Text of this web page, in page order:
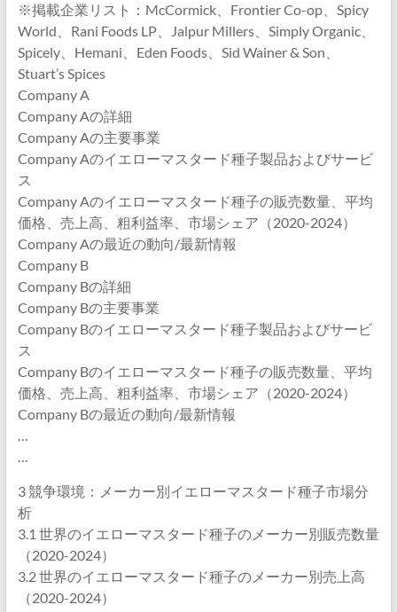
※掲載企業リスト：McCormick、Frontier Co-op、Spicy
World、Rani Foods LP、Jalpur Millers、Simply Organic、
Spicely、Hemani、Eden Foods、Sid Wainer & Son、
Stuart’s Spices
Company A
Company Aの詳細
Company Aの主要事業
Company Aのイエローマスタード種子製品およびサービ
ス
Company Aのイエローマスタード種子の販売数量、平均
価格、売上高、粗利益率、市場シェア（2020-2024）
Company Aの最近の動向/最新情報
Company B
Company Bの詳細
Company Bの主要事業
Company Bのイエローマスタード種子製品およびサービ
ス
Company Bのイエローマスタード種子の販売数量、平均
価格、売上高、粗利益率、市場シェア（2020-2024）
Company Bの最近の動向/最新情報
…
…
3 競争環境：メーカー別イエローマスタード種子市場分
析
3.1 世界のイエローマスタード種子のメーカー別販売数量
（2020-2024）
3.2 世界のイエローマスタード種子のメーカー別売上高
（2020-2024）